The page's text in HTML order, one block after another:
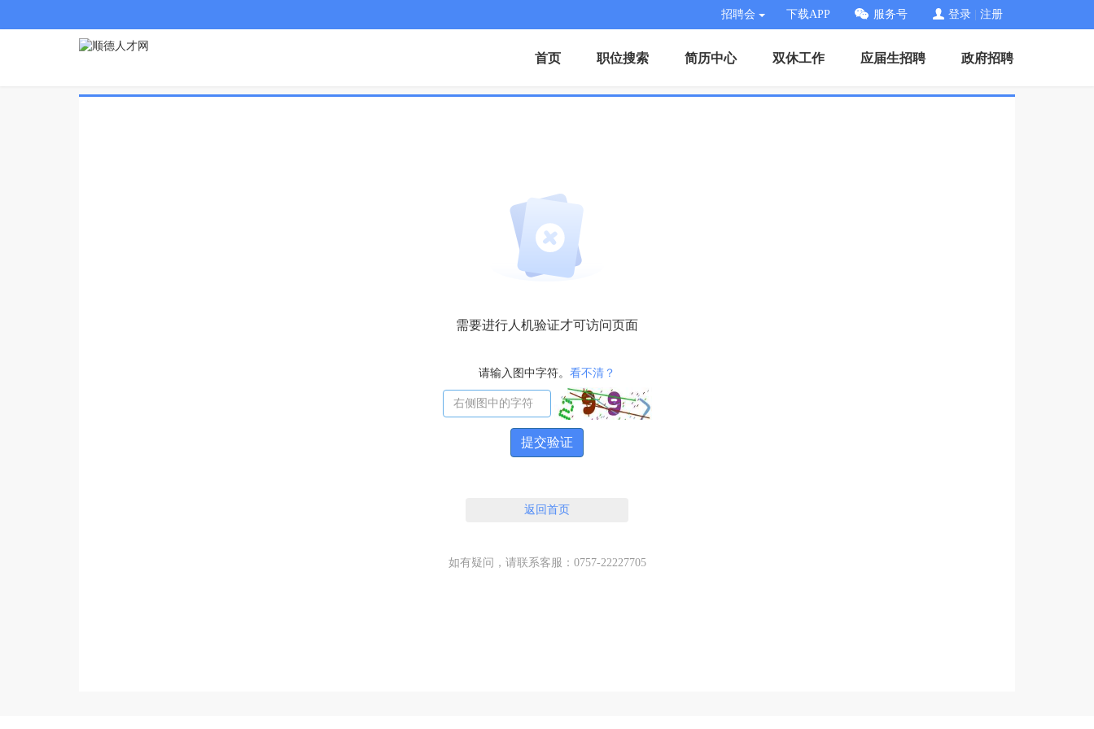
招聘会 下载APP 服务号 登录 注册
首页 职位搜索 简历中心 双休工作 应届生招聘 政府招聘
需要进行人机验证才可访问页面
请输入图中字符。 看不清？
提交验证
返回首页
如有疑问，请联系客服：0757-22227705